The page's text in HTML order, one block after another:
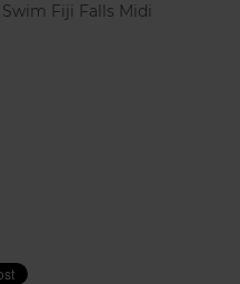
Fiji Falls Midi